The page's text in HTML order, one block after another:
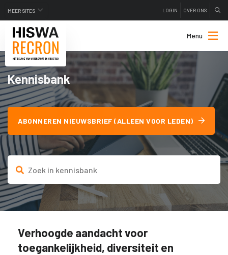
MEER SITES LOGIN OVER ONS
Menu
Kennisbank
ABONNEREN NIEUWSBRIEF (ALLEEN VOOR LEDEN)
Verhoogde aandacht voor
toegankelijkheid, diversiteit en